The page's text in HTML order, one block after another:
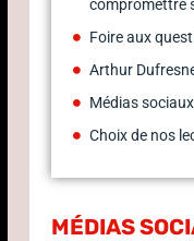
compromettre
Foire aux
Arthur
Médias sociaux
Choix de nos
MÉDIAS